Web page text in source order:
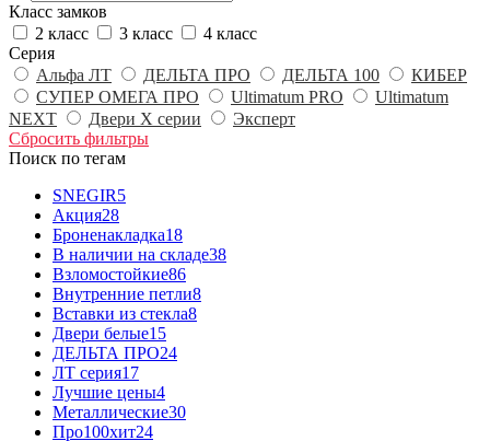
Класс замков
2 класс
3 класс
4 класс
Серия
Альфа ЛТ
ДЕЛЬТА ПРО ДЕЛЬТА 100
КИБЕР
СУПЕР ОМЕГА ПРО
Ultimatum PRO
Ultimatum
NEXT
Двери X серии
Эксперт
Сбросить фильтры
Поиск по тегам
SNEGIR5
Акция28
Броненакладка18
В наличии на складе38
Взломостойкие86
Внутренние петли8
Вставки из стекла8
Двери белые15
ДЕЛЬТА ПРО24
ЛТ серия17
Лучшие цены4
Металлические30
Про100хит24